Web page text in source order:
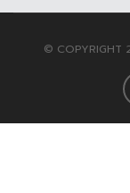
© COPYRIGHT